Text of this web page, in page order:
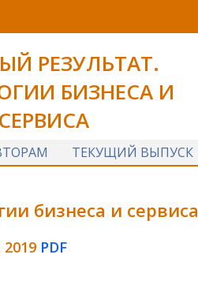
РЕЗУЛЬТАТ.
БИЗНЕСА И
СЕРВИСА
ТЕКУЩИЙ ВЫПУСК
бизнеса и сервиса
PDF